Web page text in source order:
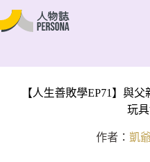
【人生善敗學EP71】與
玩
作者： 凱